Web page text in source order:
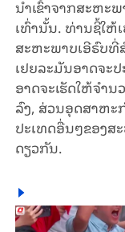
ນຳ​ເຂົ້າ​ຈາກ​ສະ​ຫະ​
ເທົ່າ​ນັ້ນ. ທ່ານ​ຊີ້​ໃຫ້​
ສະ​ຫະ​ພາບ​ເອີ​ຣົບ​ທີ່​
ເຢຍ​ລະ​ມັນ​ອາດຈ
ອາດ​ຈະ​ເຮັດ​ໃຫ້​ຈຳ​
ລົງ, ສ່ວນ​​ອຸດ​ສາ​ຫະ​
ປະ​ເທດ​ອື່ນໆ​ຂອງ​ສ
ດຽວ​ກັນ.